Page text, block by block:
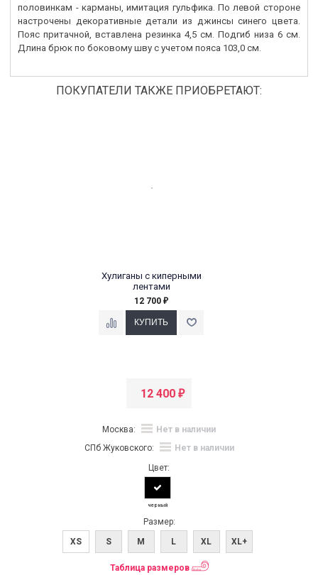
половинкам - карманы, имитация гульфика. По левой стороне
настрочены декоративные детали из джинсы синего цвета.
Пояс притачной, вставлена резинка 4,5 см. Подгиб низа 6 см.
Длина брюк по боковому шву с учетом пояса 103,0 см.
ПОКУПАТЕЛИ ТАКЖЕ ПРИОБРЕТАЮТ:
Хулиганы с киперными
лентами
12 700 ₽
12 400 ₽
Москва:
Нет в наличии
СПб Жуковского:
Нет в наличии
Цвет:
черный
Размер:
XS
S M L XL XL+
Таблица размеров